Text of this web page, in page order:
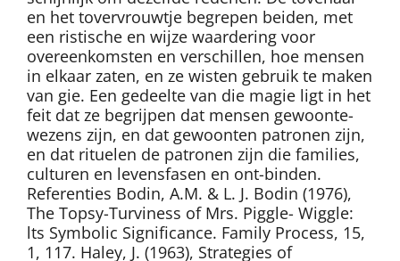
en het tovervrouwtje begrepen beiden, met
een ristische en wijze waardering voor
overeenkomsten en verschillen, hoe mensen
in elkaar zaten, en ze wisten gebruik te maken
van gie. Een gedeelte van die magie ligt in het
feit dat ze begrijpen dat mensen gewoonte-
wezens zijn, en dat gewoonten patronen zijn,
en dat rituelen de patronen zijn die families,
culturen en levensfasen en ont-binden.
Referenties Bodin, A.M. & L. J. Bodin (1976),
The Topsy-Turviness of Mrs. Piggle- Wiggle:
lts Symbolic Significance. Family Process, 15,
1, 117. Haley, J. (1963), Strategies of